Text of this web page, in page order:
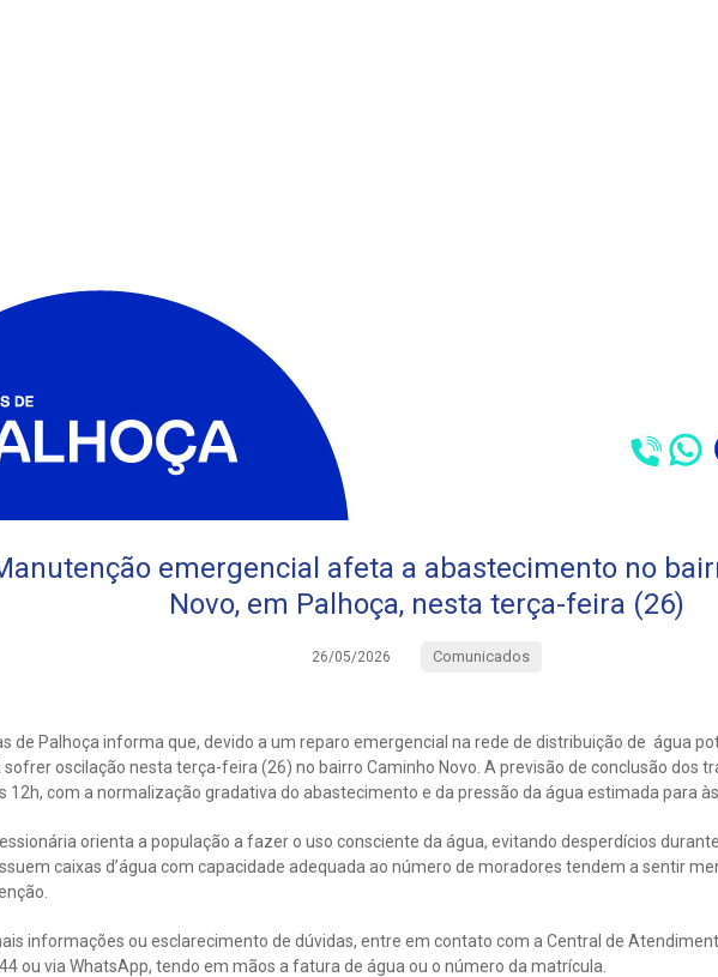
emergencial afeta a abastecimento no
Novo, em Palhoça, nesta terça-feira (26)
26/05/2026 Comunicados
de Palhoça informa que, devido a um reparo emergencial na rede de distribuição de água
sofrer oscilação nesta terça-feira (26) no bairro Caminho Novo. A previsão de conclusão dos
12h, com a normalização gradativa do abastecimento e da pressão da água estimada para às
orienta a população a fazer o uso consciente da água, evitando desperdícios
caixas d’água com capacidade adequada ao número de moradores tendem a sentir
informações ou esclarecimento de dúvidas, entre em contato com a Central de
ou via WhatsApp, tendo em mãos a fatura de água ou o número da matrícula.